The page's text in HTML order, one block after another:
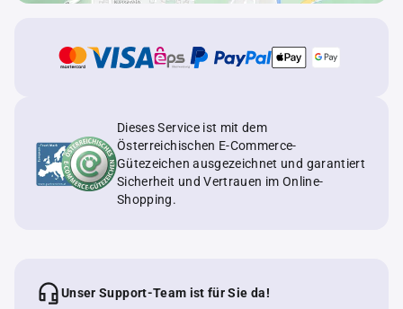
Dieses Service ist mit dem
Österreichischen E-Commerce-
Gütezeichen ausgezeichnet und garantiert
Sicherheit und Vertrauen im Online-
Shopping.
Unser Support-Team ist für Sie da!